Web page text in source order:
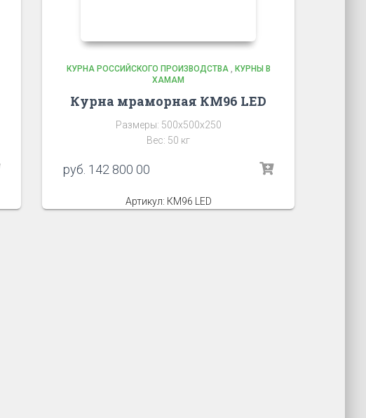
КУРНА РОССИЙСКОГО ПРОИЗВОДСТВА, КУРНЫ В
ХАМАМ
Курна мраморная КМ96 LED
Размеры: 500х500х250
Вес: 50 кг
руб. 142 800 00
Артикул: КМ96 LED